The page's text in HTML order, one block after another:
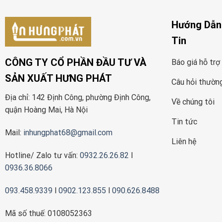
CÔNG TY CỔ PHẦN ĐẦU TƯ VÀ
SẢN XUẤT HƯNG PHÁT
Địa chỉ: 142 Định Công, phường Định Công,
quận Hoàng Mai, Hà Nội
Mail: inhungphat68@gmail.com
Hotline/ Zalo tư vấn: 0932.26.26.82 l
0936.36.8066
093.458.9339 l 0902.123.855 l 090.626.8488
Mã số thuế: 0108052363
Hướng
Tin
Báo giá hỗ trợ
Câu hỏi
Về chúng tôi
Tin tức
Liên hệ